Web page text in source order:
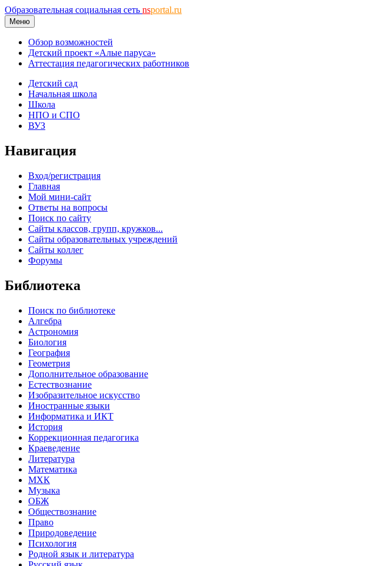
Образовательная социальная сеть nsportal.ru
Меню
Обзор возможностей
Детский проект «Алые паруса»
Аттестация педагогических работников
Детский сад
Начальная школа
Школа
НПО и СПО
ВУЗ
Навигация
Вход/регистрация
Главная
Мой мини-сайт
Ответы на вопросы
Поиск по сайту
Сайты классов, групп, кружков...
Сайты образовательных учреждений
Сайты коллег
Форумы
Библиотека
Поиск по библиотеке
Алгебра
Астрономия
Биология
География
Геометрия
Дополнительное образование
Естествознание
Изобразительное искусство
Иностранные языки
Информатика и ИКТ
История
Коррекционная педагогика
Краеведение
Литература
Математика
МХК
Музыка
ОБЖ
Обществознание
Право
Природоведение
Психология
Родной язык и литература